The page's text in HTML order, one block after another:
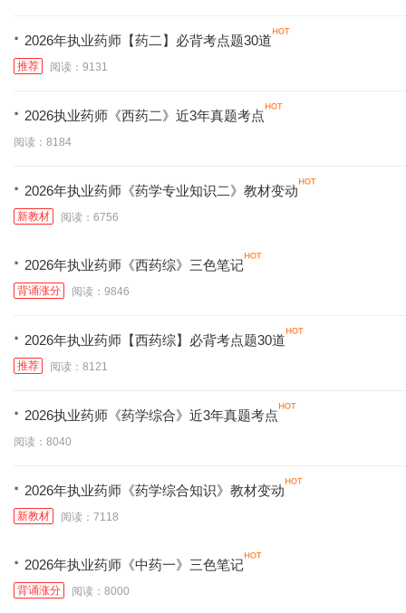
· 2026年执业药师【药二】必背考点题30道
推荐 阅读：9131
· 2026执业药师《西药二》近3年真题考点
阅读：8184
· 2026年执业药师《药学专业知识二》教材变动
新教材 阅读：6756
· 2026年执业药师《西药综》三色笔记
背诵涨分 阅读：9846
· 2026年执业药师【西药综】必背考点题30道
推荐 阅读：8121
· 2026执业药师《药学综合》近3年真题考点
阅读：8040
· 2026年执业药师《药学综合知识》教材变动
新教材 阅读：7118
· 2026年执业药师《中药一》三色笔记
背诵涨分 阅读：8000